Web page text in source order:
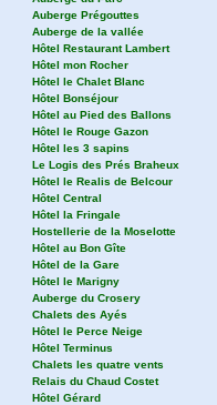
Auberge Prégouttes
Auberge de la vallée
Hôtel Restaurant Lambert
Hôtel mon Rocher
Hôtel le Chalet Blanc
Hôtel Bonséjour
Hôtel au Pied des Ballons
Hôtel le Rouge Gazon
Hôtel les 3 sapins
Le Logis des Prés Braheux
Hôtel le Realis de Belcour
Hôtel Central
Hôtel la Fringale
Hostellerie de la Moselotte
Hôtel au Bon Gîte
Hôtel de la Gare
Hôtel le Marigny
Auberge du Crosery
Chalets des Ayés
Hôtel le Perce Neige
Hôtel Terminus
Chalets les quatre vents
Relais du Chaud Costet
Hôtel Gérard